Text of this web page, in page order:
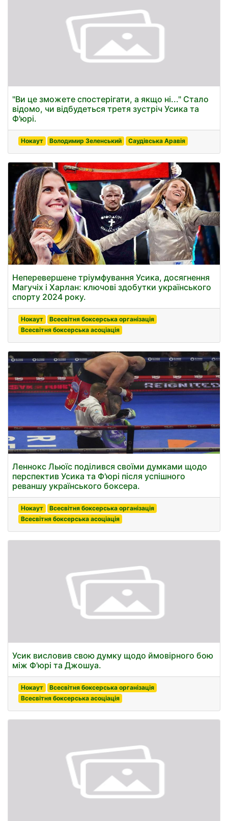
"Ви це зможете спостерігати, а якщо ні..." Стало
відомо, чи відбудеться третя зустріч Усика та
Ф'юрі.
Нокаут Володимир Зеленський Саудівська Аравія
Неперевершене тріумфування Усика, досягнення
Магучіх і Харлан: ключові здобутки українського
спорту 2024 року.
Нокаут
Всесвітня боксерська організація
Всесвітня боксерська асоціація
Леннокс Льюїс поділився своїми думками щодо
перспектив Усика та Ф'юрі після успішного
реваншу українського боксера.
Нокаут
Всесвітня боксерська організація
Всесвітня боксерська асоціація
Усик висловив свою думку щодо ймовірного бою
між Ф'юрі та Джошуа.
Нокаут
Всесвітня боксерська організація
Всесвітня боксерська асоціація